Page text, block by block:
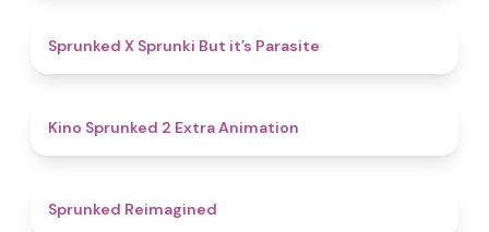
Sprunked X Sprunki But it’s Parasite
Kino Sprunked 2 Extra Animation
Sprunked Reimagined